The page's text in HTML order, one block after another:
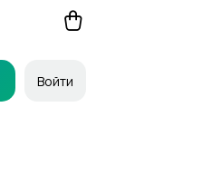
Войти